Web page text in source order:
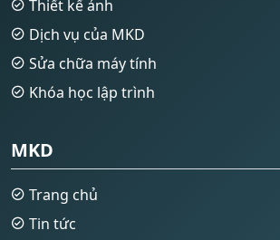
Thiết kế ảnh
Dịch vụ của MKD
Sửa chữa máy tính
Khóa học lập trình
MKD
Trang chủ
Tin tức